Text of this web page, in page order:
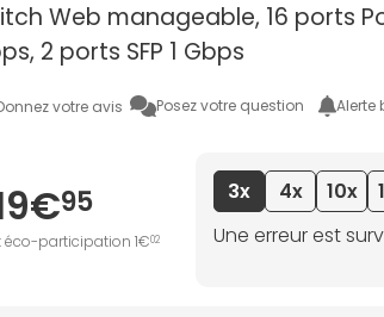
Web manageable, 16 ports
2 ports SFP 1 Gbps
votre avis Posez votre question Alerte
95
éco-participation 1€02
3x 4x 10x
Une erreur est